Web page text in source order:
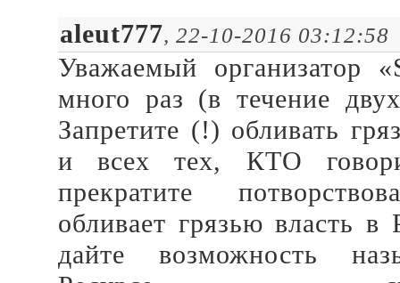
aleut777, 22-10-2016 03:12:58
Уважаемый организатор
много раз (в течение
Запретите (!) обливать
и всех тех, КТО
прекратите
обливает грязью власть
дайте возможность